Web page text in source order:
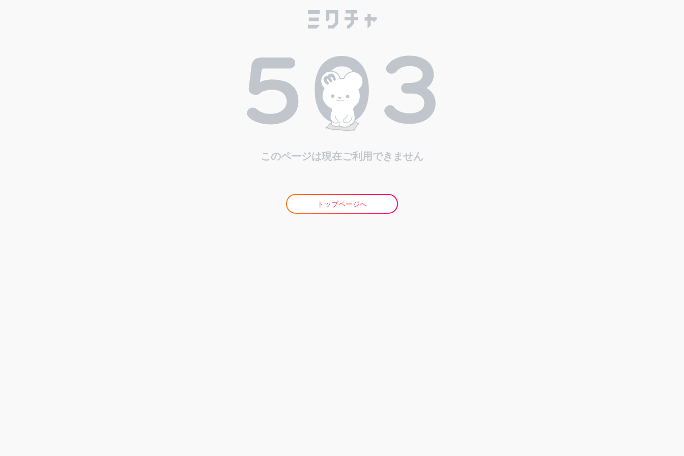
このページは現在ご利用できません